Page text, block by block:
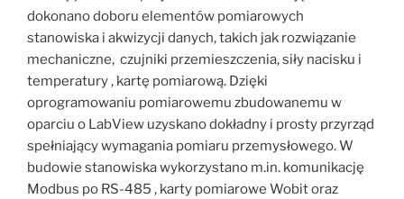
dokonano doboru elementów pomiarowych
stanowiska i akwizycji danych, takich jak rozwiązanie
mechaniczne, czujniki przemieszczenia, siły nacisku i
temperatury , kartę pomiarową. Dzięki
oprogramowaniu pomiarowemu zbudowanemu w
oparciu o LabView uzyskano dokładny i prosty przyrząd
spełniający wymagania pomiaru przemysłowego. W
budowie stanowiska wykorzystano m.in. komunikację
Modbus po RS-485 , karty pomiarowe Wobit oraz